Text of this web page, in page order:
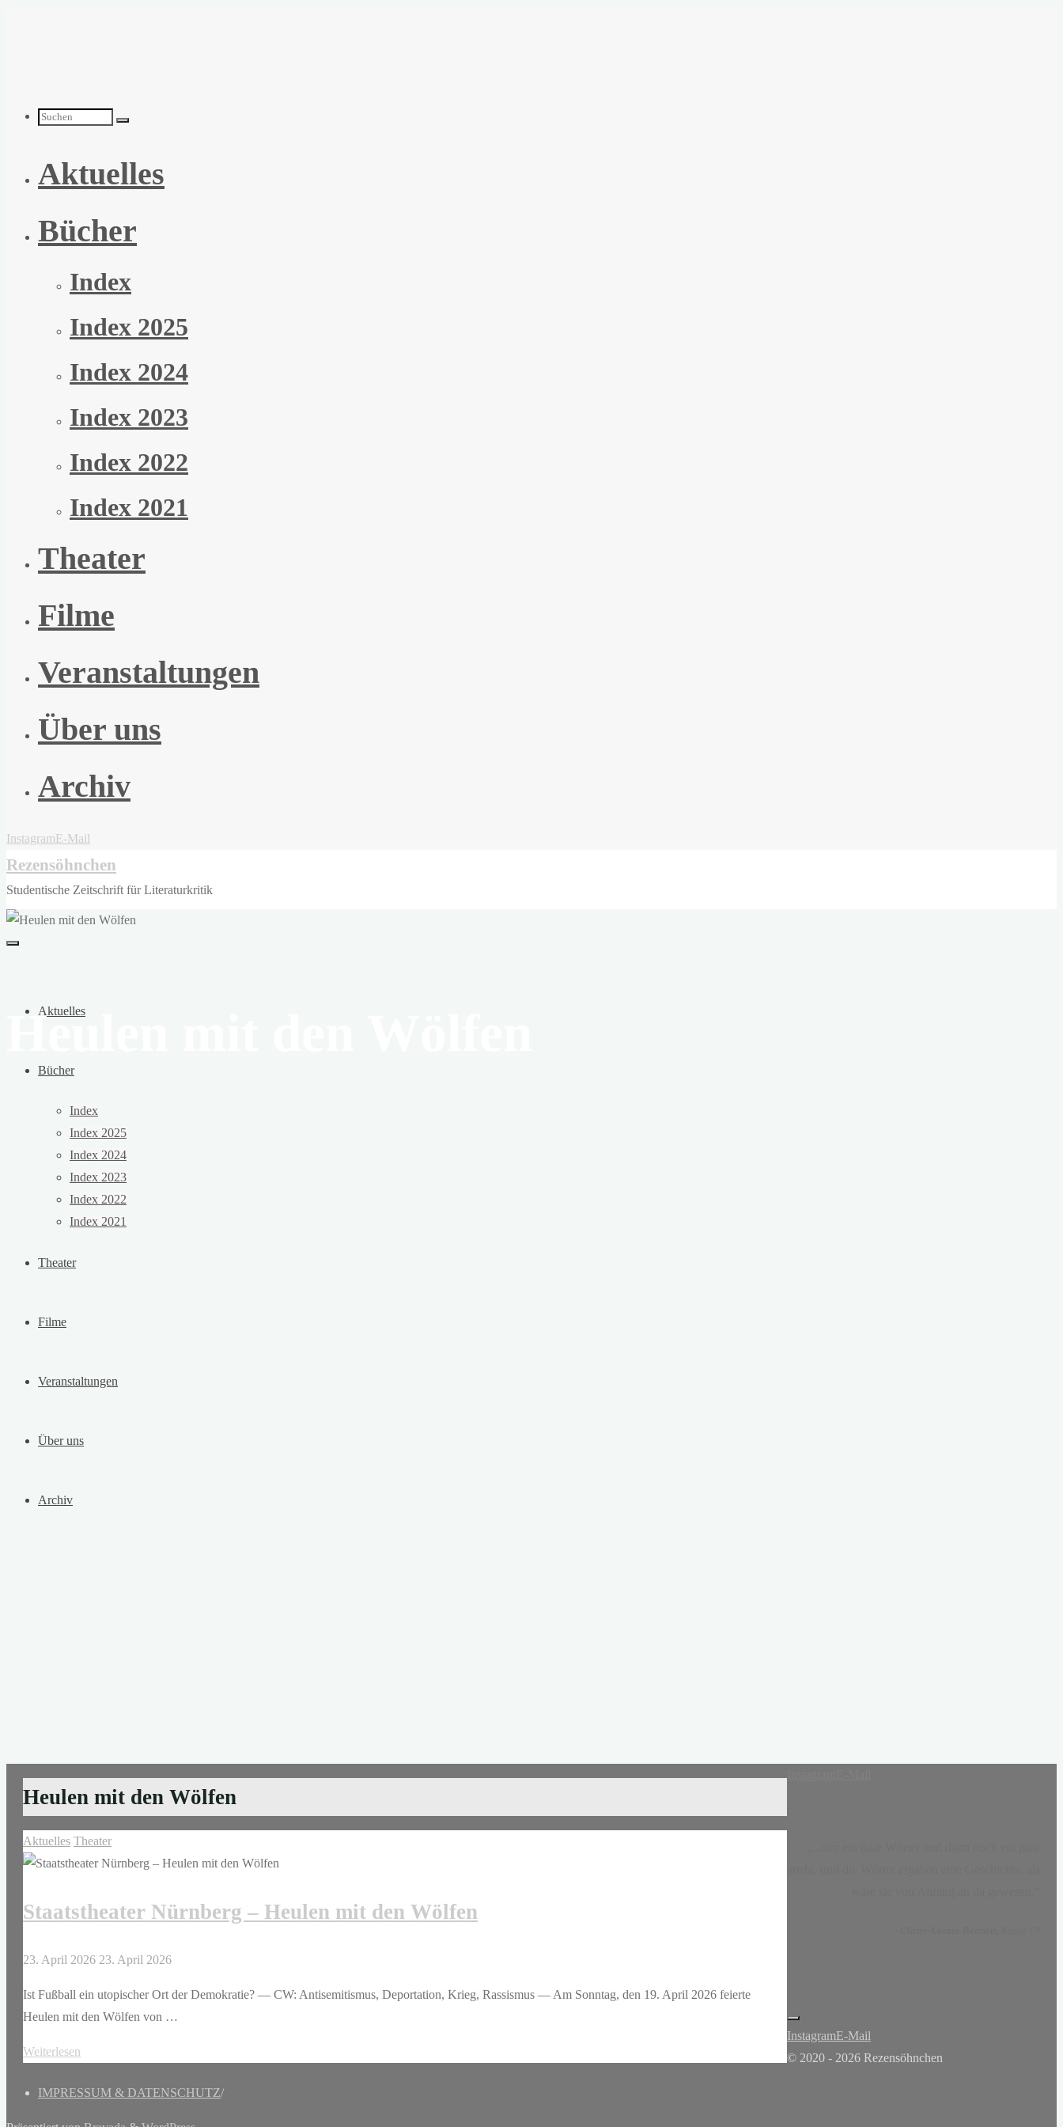
Suchen
nach:
Aktuelles
Bücher
Index
Index 2025
Index 2024
Index 2023
Index 2022
Index 2021
Theater
Filme
Veranstaltungen
Über uns
Archiv
InstagramE-Mail
Rezensöhnchen
Studentische Zeitschrift für Literaturkritik
Aktuelles
Bücher
Index
Index 2025
Index 2024
Index 2023
Index 2022
Index 2021
Theater
Filme
Veranstaltungen
Über uns
Archiv
Heulen mit den Wölfen
Heulen mit den Wölfen
Aktuelles Theater
Staatstheater Nürnberg – Heulen mit den Wölfen
23. April 2026 23. April 2026
Ist Fußball ein utopischer Ort der Demokratie? — CW: Antisemitismus, Deportation, Krieg, Rassismus — Am Sonntag, den 19. April 2026 feierte
Heulen mit den Wölfen von …
Weiterlesen
–
InstagramE-Mail
© 2020 - 2026 Rezensöhnchen
IMPRESSUM & DATENSCHUTZ/